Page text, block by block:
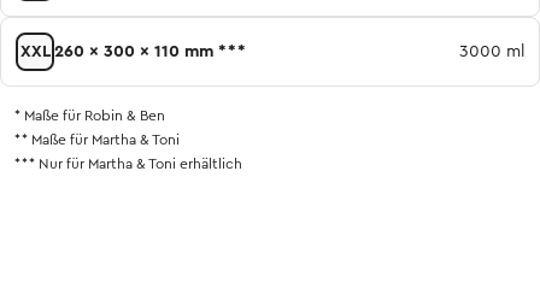
XXL 260 x 300 x 110 mm *** 3000 ml
* Maße für Robin & Ben
** Maße für Martha & Toni
*** Nur für Martha & Toni erhältlich